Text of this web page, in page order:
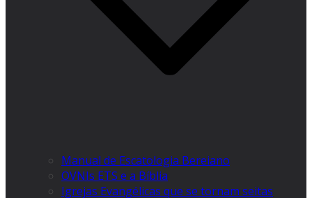
Manual de Escatologia Bereiano
OVNIs ETS e a Bíblia
Igrejas Evangélicas que se tornam seitas